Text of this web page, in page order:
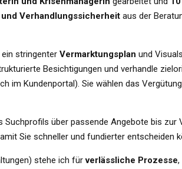
Verhandlungssicherheit aus der
ein stringenter Vermarktungsplan und
Besichtigungen und verhandle
im Kundenportal). Sie wählen das
über passende Angebote bis zur
Sie schneller und fundierter entscheiden
stehe ich fürverlässliche Prozesse,